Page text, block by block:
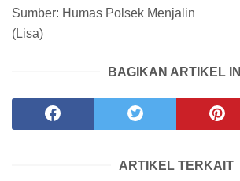
Sumber: Humas Polsek Menjalin
(Lisa)
BAGIKAN ARTIKEL INI
ARTIKEL TERKAIT